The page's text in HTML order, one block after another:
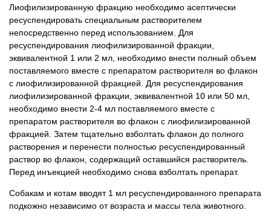
Лиофилизированную фракцию необходимо асептически
ресуспендировать специальным растворителем
непосредственно перед использованием. Для
ресуспендирования лиофилизированной фракции,
эквивалентной 1 или 2 мл, необходимо внести полный объем
поставляемого вместе с препаратом растворителя во флакон
с лиофилизированной фракцией. Для ресуспендирования
лиофилизированной фракции, эквивалентной 10 или 50 мл,
необходимо внести 2-4 мл поставляемого вместе с
препаратом растворителя во флакон с лиофилизированной
фракцией. Затем тщательно взболтать флакон до полного
растворения и перенести полностью ресуспендированный
раствор во флакон, содержащий оставшийся растворитель.
Перед инъекцией необходимо снова взболтать препарат.
Собакам и котам вводят 1 мл ресуспендированного препарата
подкожно независимо от возраста и массы тела животного.